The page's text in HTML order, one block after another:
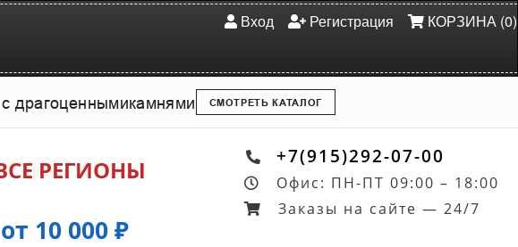
Вход Регистрация КОРЗИНА (0)
драгоценнымикамнями СМОТРЕТЬ КАТАЛОГ
РЕГИОНЫ
10 000 ₽
+7(915)292-07-00
Офис: ПН-ПТ 09:00 – 18:00
Заказы на сайте — 24/7